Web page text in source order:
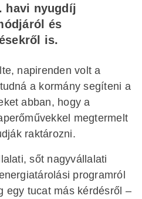
havi nyugdíj
és
is.
napirenden volt a
a kormány segíteni a
abban, hogy a
megtermelt
raktározni.
sőt nagyvállalati
programról
egy tucat más kérdésről –